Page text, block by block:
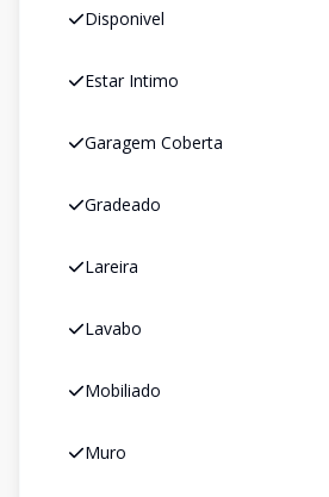
Disponivel
Estar Intimo
Garagem Coberta
Gradeado
Lareira
Lavabo
Mobiliado
Muro